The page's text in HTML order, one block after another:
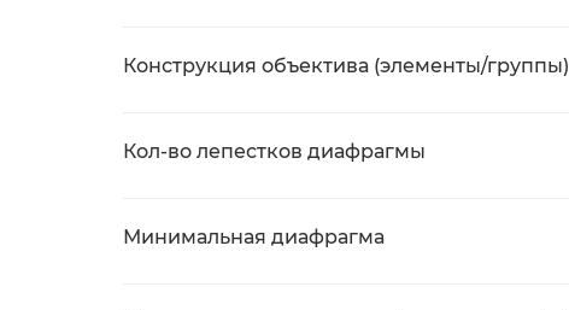
Конструкция объектива (элементы/группы)
Кол-во лепестков диафрагмы
Минимальная диафрагма